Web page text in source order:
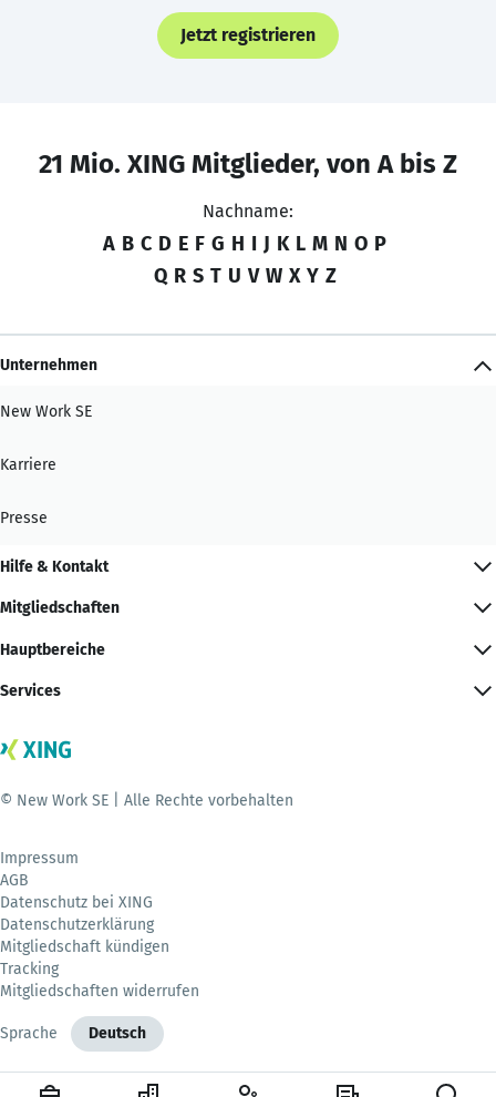
Jetzt registrieren
21 Mio. XING Mitglieder, von A bis Z
Nachname:
A B C D E F G H I J K L M N O P
Q R S T U V W X Y Z
Unternehmen
New Work SE
Karriere
Presse
Hilfe & Kontakt
Mitgliedschaften
Hauptbereiche
Services
© New Work SE | Alle Rechte vorbehalten
Impressum
AGB
Datenschutz bei XING
Datenschutzerklärung
Mitgliedschaft kündigen
Tracking
Mitgliedschaften widerrufen
Sprache Deutsch